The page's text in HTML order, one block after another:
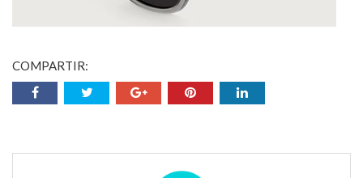
COMPARTIR: